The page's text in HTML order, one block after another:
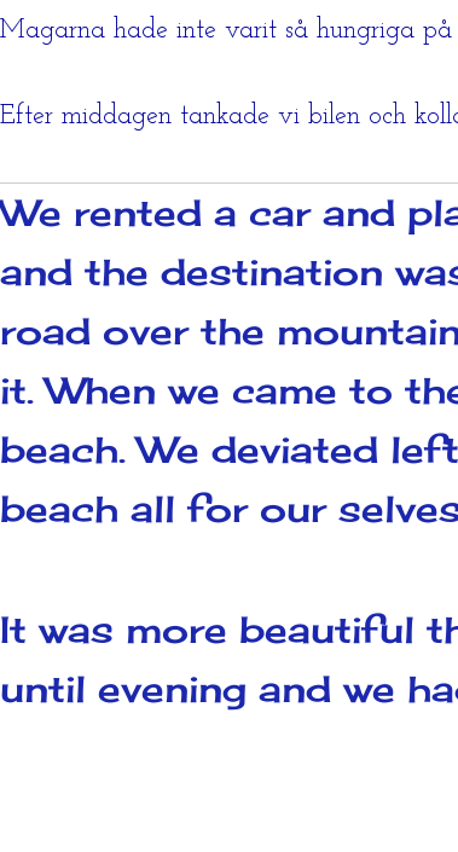
Magarna hade inte varit så hungriga på
Efter middagen tankade vi bilen och
We rented a car and
and the destination
road over the
it. When we came to
beach. We deviated
beach all for our
It was more beautiful
until evening and we